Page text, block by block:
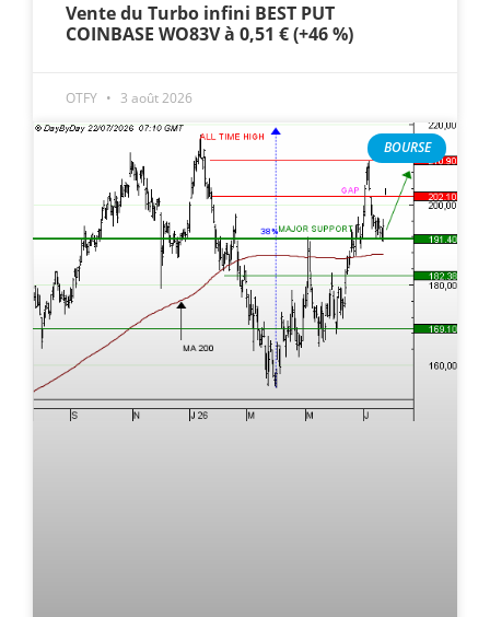
Vente du Turbo infini BEST PUT
COINBASE WO83V à 0,51 € (+46 %)
OTFY 3 août 2026
BOURSE